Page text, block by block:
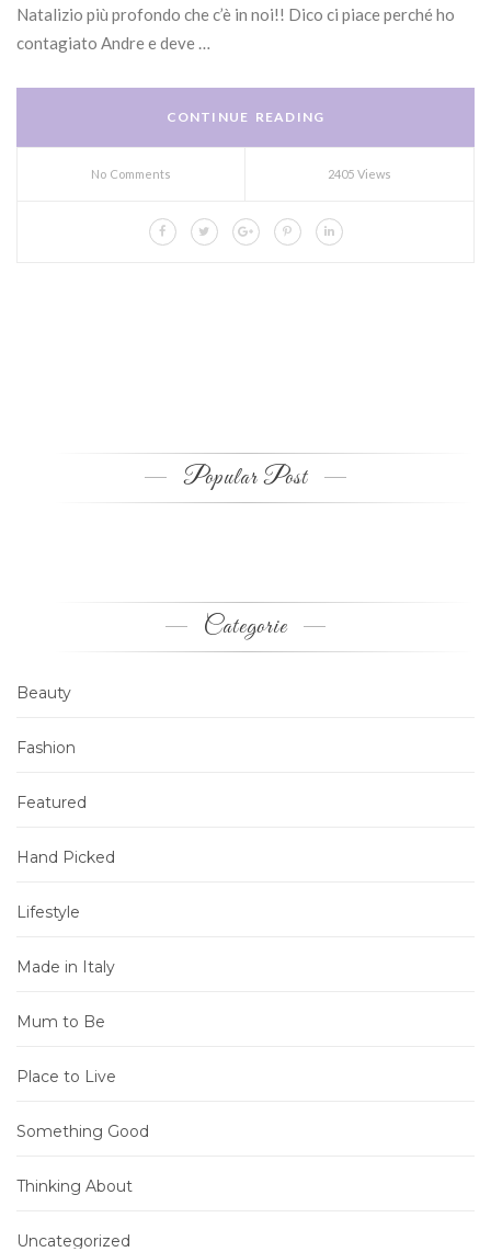
Natalizio più profondo che c’è in noi!! Dico ci piace perché ho
contagiato Andre e deve …
CONTINUE READING
No Comments 2405 Views
Popular Post
Categorie
Beauty
Fashion
Featured
Hand Picked
Lifestyle
Made in Italy
Mum to Be
Place to Live
Something Good
Thinking About
Uncategorized